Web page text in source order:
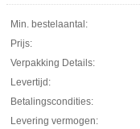
Min. bestelaantal:
Prijs:
Verpakking Details:
Levertijd:
Betalingscondities:
Levering vermogen: